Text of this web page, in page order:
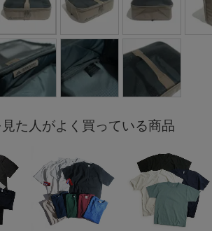
た人がよく買っている商品